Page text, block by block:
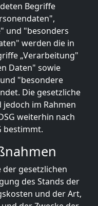
Begriffe
und "besonders
werden die in
„Verarbeitung"
Daten" sowie
"besondere
Die gesetzliche
im Rahmen
weiterhin nach
bestimmt.
gesetzlichen
des Stands der
und der Art,